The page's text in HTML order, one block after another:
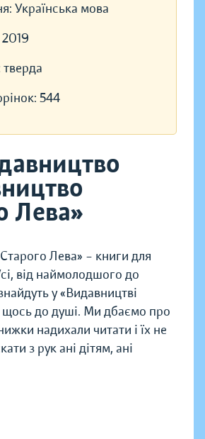
Українська мова
2019
тверда
544
Лева»
Лева» – книги для
від наймолодшого до
у «Видавництві
щось до душі. Ми дбаємо про
надихали читати і їх не
з рук ані дітям, ані